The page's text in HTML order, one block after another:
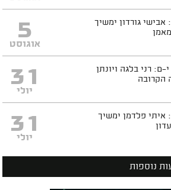
אבישי גורדון ימשיך
5
אוגוסט
ם: רני בלגה ויונתן
הקרובה
31
יולי
איתי פלדמן ימשיך
31
יולי
נוספות